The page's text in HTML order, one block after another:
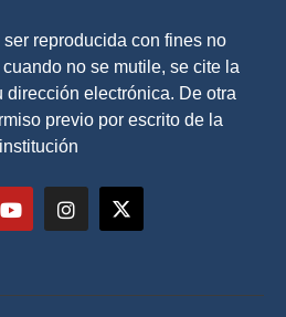
reproducida con fines no
no se mutile, se cite la
dirección electrónica. De otra
previo por escrito de la
institución